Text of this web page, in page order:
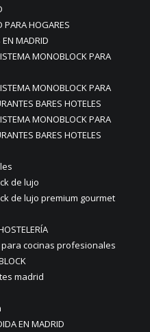
PARA HOGARES
MADRID
MONOBLOCK PARA
MONOBLOCK PARA
BARES HOTELES
MONOBLOCK PARA
BARES HOTELES
de lujo
de lujo premium gourmet
cocinas profesionales
madrid
EN MADRID